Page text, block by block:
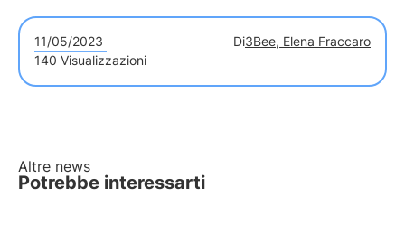
11/05/2023 Di3Bee, Elena Fraccaro
140 Visualizzazioni
Altre news
Potrebbe interessarti